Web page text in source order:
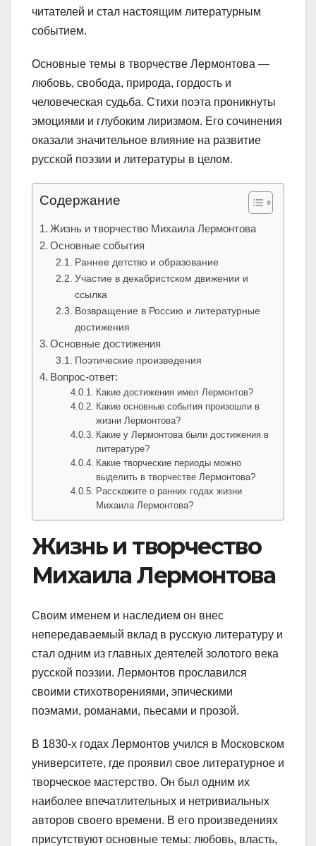
читателей и стал настоящим литературным
событием.
Основные темы в творчестве Лермонтова —
любовь, свобода, природа, гордость и
человеческая судьба. Стихи поэта проникнуты
эмоциями и глубоким лиризмом. Его сочинения
оказали значительное влияние на развитие
русской поэзии и литературы в целом.
Содержание
Жизнь и творчество Михаила Лермонтова
Основные события
Раннее детство и образование
Участие в декабристском движении и
ссылка
Возвращение в Россию и литературные
достижения
Основные достижения
Поэтические произведения
Вопрос-ответ:
Какие достижения имел Лермонтов?
Какие основные события произошли в
жизни Лермонтова?
Какие у Лермонтова были достижения в
литературе?
Какие творческие периоды можно
выделить в творчестве Лермонтова?
Расскажите о ранних годах жизни
Михаила Лермонтова?
Жизнь и творчество
Михаила Лермонтова
Своим именем и наследием он внес
непередаваемый вклад в русскую литературу и
стал одним из главных деятелей золотого века
русской поэзии. Лермонтов прославился
своими стихотворениями, эпическими
поэмами, романами, пьесами и прозой.
В 1830-х годах Лермонтов учился в Московском
университете, где проявил свое литературное и
творческое мастерство. Он был одним их
наиболее впечатлительных и нетривиальных
авторов своего времени. В его произведениях
присутствуют основные темы: любовь, власть,